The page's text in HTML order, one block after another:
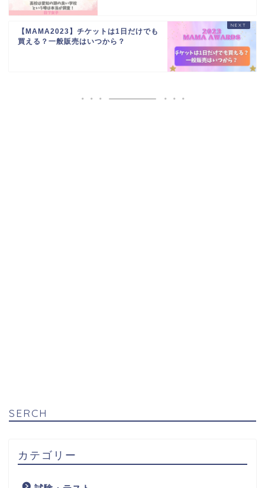
【MAMA2023】チケットは1日だけでも
買える？一般販売はいつから？
SERCH
カテゴリー